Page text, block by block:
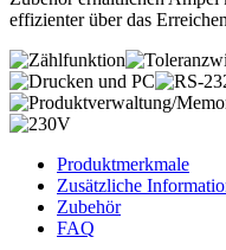
effizienter über das
Produktmerkmale
Zusätzliche
Zubehör
FAQ